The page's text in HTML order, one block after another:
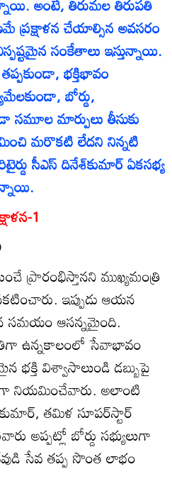
ప్రక్షాళన చేయాల్సిన అవసరం
సంకేతాలు ఇస్తున్నాయి.
భక్తిభావం
బోర్డు,
సమూల మార్పులు తీసుకు
మరొకటి లేదని నిన్నటి
సీఎస్‌ దినేశ్‌కుమార్‌ ఏకసభ్య
1
ప్రారంభిస్తానని ముఖ్యమంత్రి
ఇప్పుడు ఆయన
సమయం ఆసన్నమైంది.
ఉన్నకాలంలో సేవాభావం
భక్తి విశ్వాసాలుండి డబ్బుపై
నియమించేవారు. అలాంటి
తమిళ సూపర్‌స్టార్‌
అప్పట్లో బోర్డు సభ్యులుగా
సేవ తప్ప సొంత లాభం